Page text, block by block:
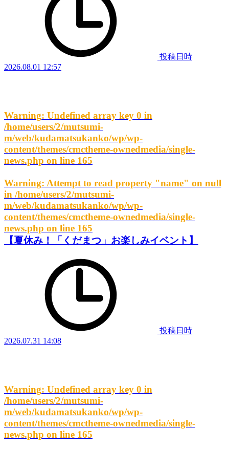
投稿日時
2026.08.01 12:57
Warning: Undefined array key 0 in
/home/users/2/mutsumi-
m/web/kudamatsukanko/wp/wp-
content/themes/cmctheme-ownedmedia/single-
news.php on line 165
Warning: Attempt to read property "name" on null
in /home/users/2/mutsumi-
m/web/kudamatsukanko/wp/wp-
content/themes/cmctheme-ownedmedia/single-
news.php on line 165
【夏休み！「くだまつ」お楽しみイベント】
投稿日時
2026.07.31 14:08
Warning: Undefined array key 0 in
/home/users/2/mutsumi-
m/web/kudamatsukanko/wp/wp-
content/themes/cmctheme-ownedmedia/single-
news.php on line 165